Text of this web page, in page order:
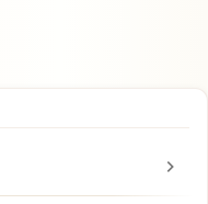
chevron_right